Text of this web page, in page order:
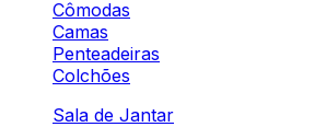
Cômodas
Camas
Penteadeiras
Colchões
Sala de Jantar